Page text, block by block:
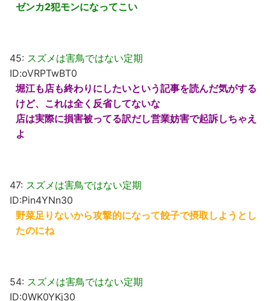
ゼンカ2犯モンになってこい
45: スズメは害鳥ではない定期
ID:oVRPTwBT0
堀江も店も終わりにしたいという記事を読んだ気がする
けど、これは全く反省してないな
店は実際に損害被ってる訳だし営業妨害で起訴しちゃえ
よ
47: スズメは害鳥ではない定期
ID:Pin4YNn30
野菜足りないから攻撃的になって餃子で摂取しようとし
たのにね
54: スズメは害鳥ではない定期
ID:0WK0YKj30